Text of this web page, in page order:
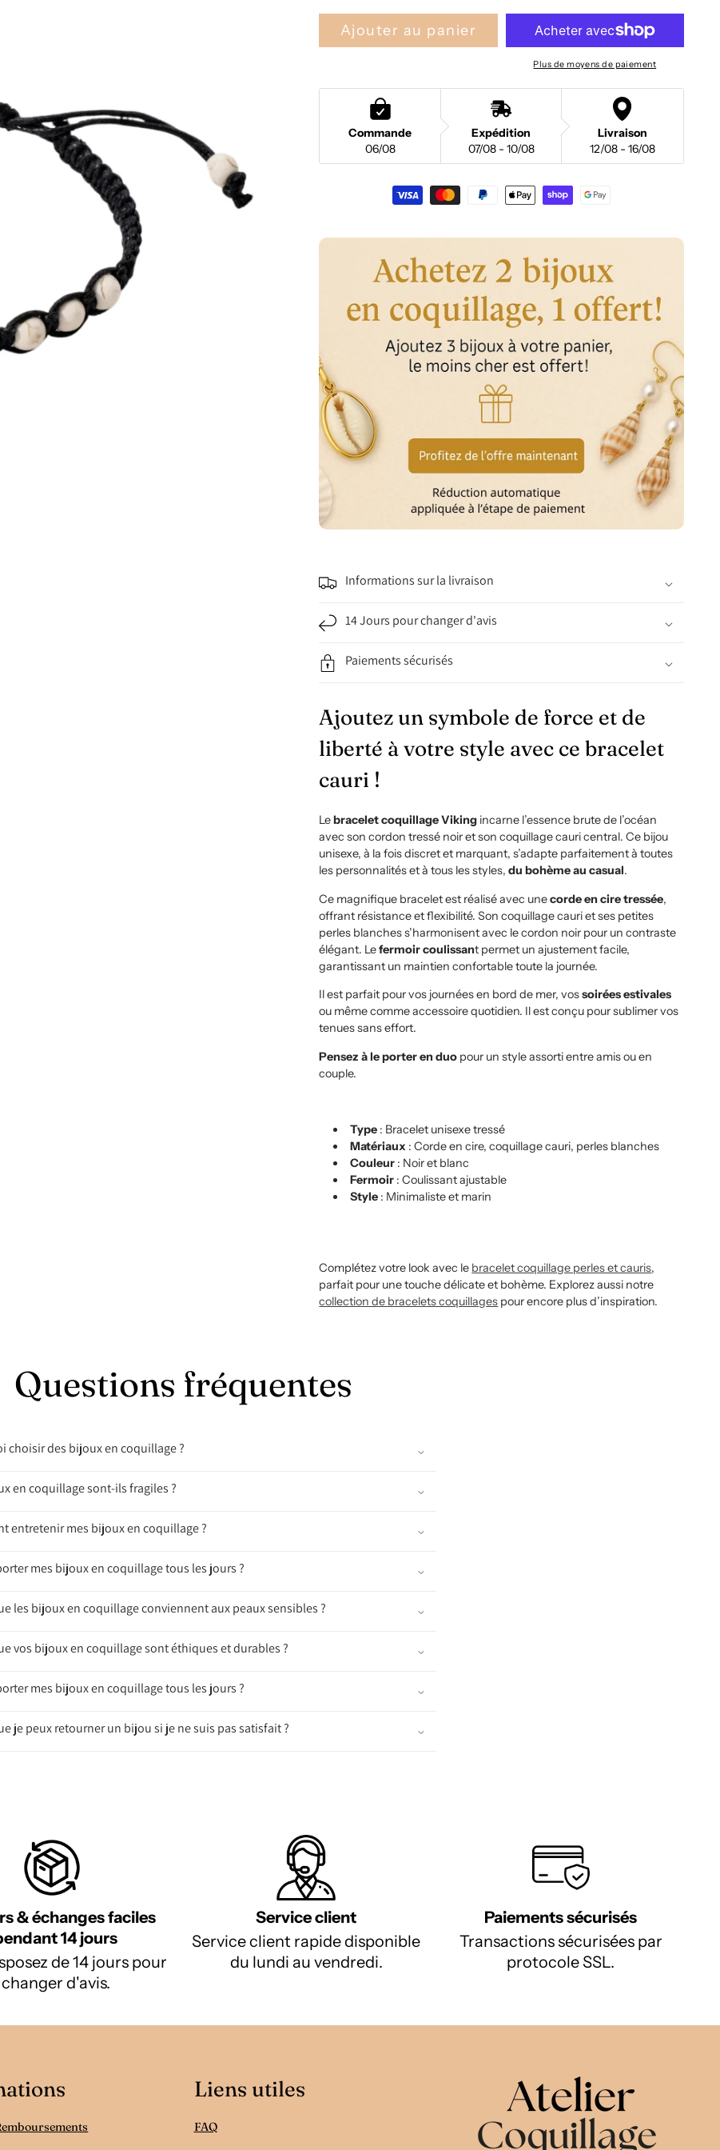
Ajouter au panier
Plus de moyens de paiement
Commande
06/08
Expédition
07/08 - 10/08
Livraison
12/08 - 16/08
Informations sur la livraison
14 Jours pour changer d'avis
Paiements sécurisés
Ajoutez un symbole de force et de
liberté à votre style avec ce bracelet
cauri !
Le bracelet coquillage Viking incarne l’essence brute de l’océan
avec son cordon tressé noir et son coquillage cauri central. Ce bijou
unisexe, à la fois discret et marquant, s’adapte parfaitement à toutes
les personnalités et à tous les styles,du bohème au casual.
Ce magnifique bracelet est réalisé avec unecorde en cire tressée,
offrant résistance et flexibilité. Son coquillage cauri et ses petites
perles blanches s’harmonisent avec le cordon noir pour un contraste
élégant. Lefermoir coulissant permet un ajustement facile,
garantissant un maintien confortable toute la journée.
Il est parfait pour vos journées en bord de mer, vossoirées estivales
ou même comme accessoire quotidien. Il est conçu pour sublimer vos
tenues sans effort.
Pensez à le porter en duo pour un style assorti entre amis ou en
couple.
Type: Bracelet unisexe tressé
Matériaux : Corde en cire, coquillage cauri, perles blanches
Couleur: Noir et blanc
Fermoir: Coulissant ajustable
Style: Minimaliste et marin
Complétez votre look avec le bracelet coquillage perles et cauris,
parfait pour une touche délicate et bohème. Explorez aussi notre
collection de bracelets coquillages pour encore plus d’inspiration.
Questions fréquentes
choisir des bijoux en coquillage ?
en coquillage sont-ils fragiles ?
entretenir mes bijoux en coquillage ?
mes bijoux en coquillage tous les jours ?
les bijoux en coquillage conviennent aux peaux sensibles ?
vos bijoux en coquillage sont éthiques et durables ?
mes bijoux en coquillage tous les jours ?
je peux retourner un bijou si je ne suis pas satisfait ?
& échanges faciles
14 jours
de 14 jours pour
changer d'avis.
Service client
Service client rapide disponible
du lundi au vendredi.
Paiements sécurisés
Transactions sécurisées par
protocole SSL.
Liens utiles
FAQ